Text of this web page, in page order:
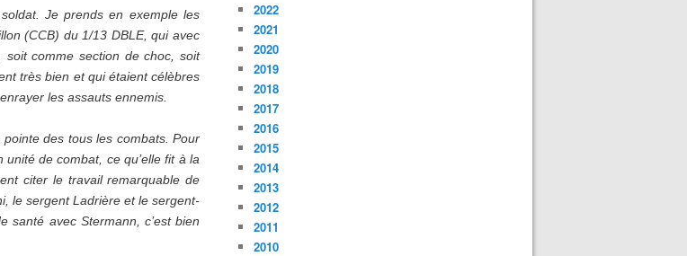
Je prends en exemple les
(CCB) du 1/13 DBLE, qui avec
comme section de choc, soit
très bien et qui étaient célèbres
les assauts ennemis.
des tous les combats. Pour
de combat, ce qu’elle fit à la
citer le travail remarquable de
le sergent Ladrière et le sergent-
santé avec Stermann, c’est bien
2022
2021
2020
2019
2018
2017
2016
2015
2014
2013
2012
2011
2010